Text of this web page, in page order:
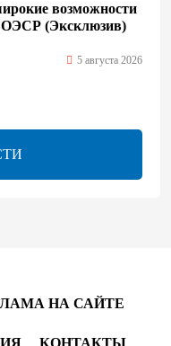
возможности
ОЭСР (Эксклюзив)
5 августа 2026
роста
ситуацию вокруг
НА САЙТЕ